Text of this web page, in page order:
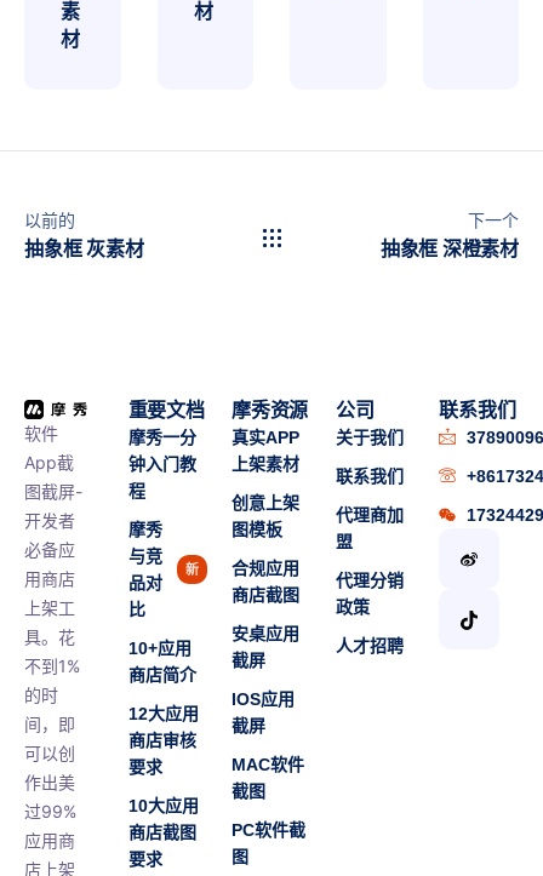
素
材
材
以前的
抽象框 灰素材
下一个
抽象框 深橙素材
软件
App截
图截屏-
开发者
必备应
用商店
上架工
具。花
不到1%
的时
间，即
可以创
作出美
过99%
应用商
店上架
重要文档
摩秀一分
钟入门教
程
摩秀
与竞
品对
比
新
10+应用
商店简介
12大应用
商店审核
要求
10大应用
商店截图
要求
摩秀资源
真实APP
上架素材
创意上架
图模板
合规应用
商店截图
安桌应用
截屏
IOS应用
截屏
MAC软件
截图
PC软件截
图
公司
关于我们
联系我们
代理商加
盟
代理分销
政策
人才招聘
联系我们